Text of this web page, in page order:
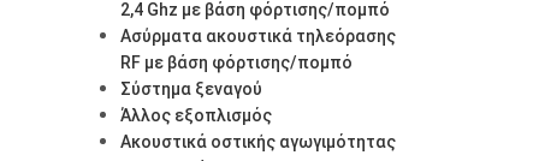
2,4 Ghz με βάση φόρτισης/πομπό
Ασύρματα ακουστικά τηλεόρασης
RF με βάση φόρτισης/πομπό
Σύστημα ξεναγού
Άλλος εξοπλισμός
Ακουστικά οστικής αγωγιμότητας